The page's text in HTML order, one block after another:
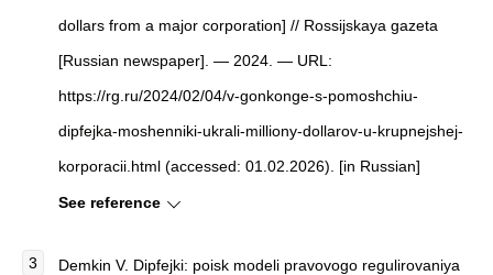
dollars from a major corporation] // Rossijskaya gazeta
[Russian newspaper]. — 2024. — URL:
https://rg.ru/2024/02/04/v-gonkonge-s-pomoshchiu-
dipfejka-moshenniki-ukrali-milliony-dollarov-u-krupnejshej-
korporacii.html (accessed: 01.02.2026). [in Russian]
See reference
Demkin V. Dipfejki: poisk modeli pravovogo regulirovaniya